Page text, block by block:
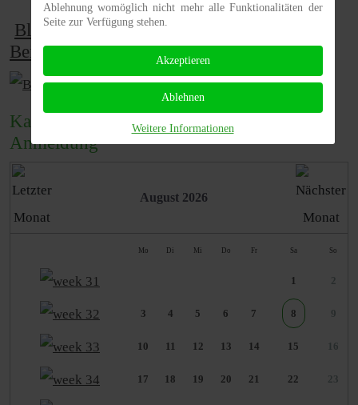
Blog-Alle Beiträge
Beiträge (Kategorien)
Kalender der Events,Veranstaltungen
Anmeldung
August 2026
Mo Di Mi Do Fr Sa So
1 2
3 4 5 6 7 8 9
10 11 12 13 14 15 16
17 18 19 20 21 22 23
Ablehnung womöglich nicht mehr alle Funktionalitäten der
Seite zur Verfügung stehen.
Akzeptieren
Ablehnen
Weitere Informationen